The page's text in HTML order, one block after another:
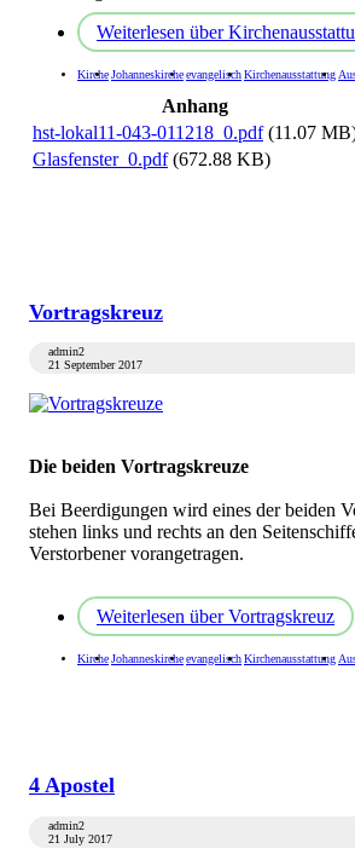
Weiterlesen über
KircheJohanneskircheevangelischKirchenausstattung
Anhang
hst-lokal11-043-011218_0.pdf (11.07
Glasfenster_0.pdf (672.88 KB)
Vortragskreuz
admin2
21 September 2017
Die beiden Vortragskreuze
Bei Beerdigungen wird eines der beiden
stehen links und rechts an den
Verstorbener vorangetragen.
Weiterlesen über Vortragskreuz
KircheJohanneskircheevangelischKirchenausstattung
4 Apostel
admin2
21 July 2017